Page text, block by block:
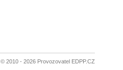
© 2010 - 2026 Provozovatel EDPP.CZ